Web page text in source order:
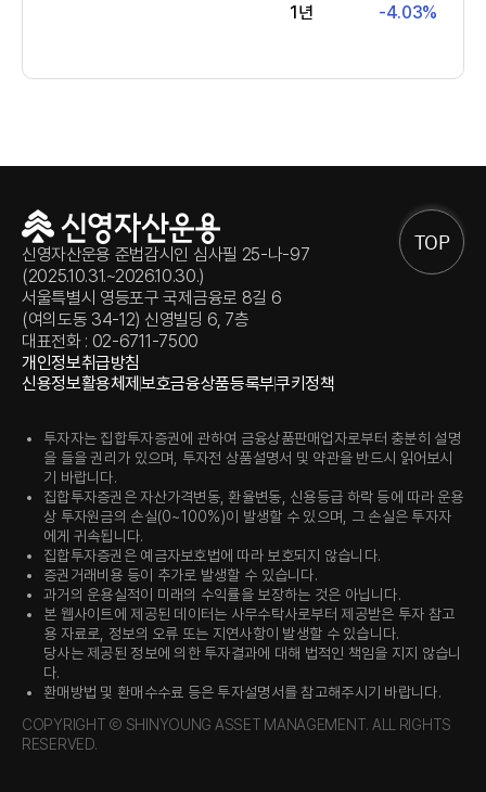
1년 -4.03%
신영자산운용 준법감시인 심사필 25-나-97
(2025.10.31.~2026.10.30.)
서울특별시 영등포구 국제금융로 8길 6
(여의도동 34-12) 신영빌딩 6, 7층
대표전화 : 02-6711-7500
TOP
개인정보취급방침
신용정보활용체제보호금융상품등록부쿠키정책
투자자는 집합투자증권에 관하여 금융상품판매업자로부터 충분히 설명
을 들을 권리가 있으며, 투자전 상품설명서 및 약관을 반드시 읽어보시
기 바랍니다.
집합투자증권은 자산가격변동, 환율변동, 신용등급 하락 등에 따라 운용
상 투자원금의 손실(0~100%)이 발생할 수 있으며, 그 손실은 투자자
에게 귀속됩니다.
집합투자증권은 예금자보호법에 따라 보호되지 않습니다.
증권거래비용 등이 추가로 발생할 수 있습니다.
과거의 운용실적이 미래의 수익률을 보장하는 것은 아닙니다.
본 웹사이트에 제공된 데이터는 사무수탁사로부터 제공받은 투자 참고
용 자료로, 정보의 오류 또는 지연사항이 발생할 수 있습니다.
당사는 제공된 정보에 의한 투자결과에 대해 법적인 책임을 지지 않습니
다.
환매방법 및 환매수수료 등은 투자설명서를 참고해주시기 바랍니다.
COPYRIGHT Ⓒ SHINYOUNG ASSET MANAGEMENT. ALL RIGHTS
RESERVED.